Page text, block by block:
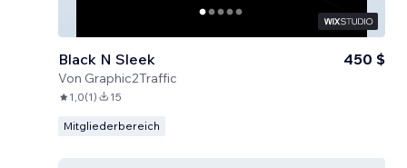
Black N Sleek
Von Graphic2Traffic
450 $
1,0(1) 15
Mitgliederbereich